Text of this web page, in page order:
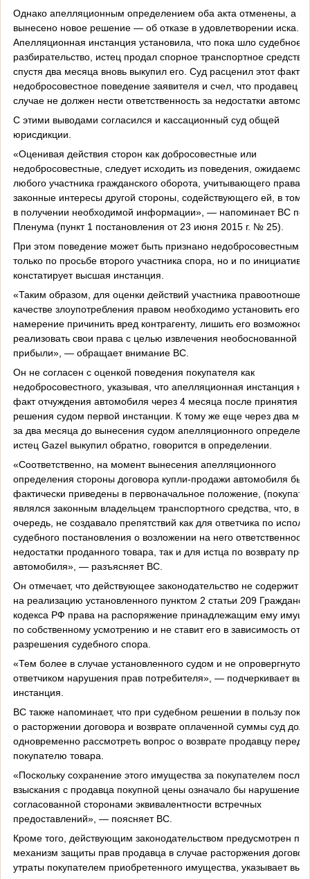
Однако апелляционным определением оба акта отменены, а
вынесено новое решение — об отказе в удовлетворении иска.
Апелляционная инстанция установила, что пока шло судебное
разбирательство, истец продал спорное транспортное
спустя два месяца вновь выкупил его. Суд расценил этот факт
недобросовестное поведение заявителя и счел, что продавец в
случае не должен нести ответственность за недостатки
С этими выводами согласился и кассационный суд общей
юрисдикции.
«Оценивая действия сторон как добросовестные или
недобросовестные, следует исходить из поведения,
любого участника гражданского оборота, учитывающего права и
законные интересы другой стороны, содействующего ей, в том
в получении необходимой информации», — напоминает ВС
Пленума (пункт 1 постановления от 23 июня 2015 г. № 25).
При этом поведение может быть признано недобросовестным
только по просьбе второго участника спора, но и по инициативе
констатирует высшая инстанция.
«Таким образом, для оценки действий участника
качестве злоупотребления правом необходимо установить его
намерение причинить вред контрагенту, лишить его
реализовать свои права с целью извлечения необоснованной
прибыли», — обращает внимание ВС.
Он не согласен с оценкой поведения покупателя как
недобросовестного, указывая, что апелляционная инстанция не
факт отчуждения автомобиля через 4 месяца после принятия
решения судом первой инстанции. К тому же еще через два
за два месяца до вынесения судом апелляционного
истец Gazel выкупил обратно, говорится в определении.
«Соответственно, на момент вынесения апелляционного
определения стороны договора купли-продажи автомобиля
фактически приведены в первоначальное положение,
являлся законным владельцем транспортного средства, что, в
очередь, не создавало препятствий как для ответчика по
судебного постановления о возложении на него
недостатки проданного товара, так и для истца по возврату
автомобиля», — разъясняет ВС.
Он отмечает, что действующее законодательство не содержит
на реализацию установленного пунктом 2 статьи 209
кодекса РФ права на распоряжение принадлежащим ему
по собственному усмотрению и не ставит его в зависимость от
разрешения судебного спора.
«Тем более в случае установленного судом и не опровергнутого
ответчиком нарушения прав потребителя», — подчеркивает
инстанция.
ВС также напоминает, что при судебном решении в пользу
о расторжении договора и возврате оплаченной суммы суд
одновременно рассмотреть вопрос о возврате продавцу
покупателю товара.
«Поскольку сохранение этого имущества за покупателем после
взыскания с продавца покупной цены означало бы нарушение
согласованной сторонами эквивалентности встречных
предоставлений», — поясняет ВС.
Кроме того, действующим законодательством предусмотрен
механизм защиты прав продавца в случае расторжения
утраты покупателем приобретенного имущества, указывает